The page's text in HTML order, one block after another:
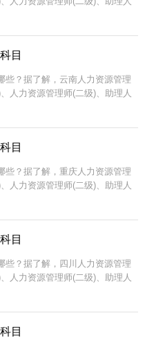
)。 不同等级的人力...
目
些？据了解，云南人力资源管理
人力资源管理师(二级)、助理人
)。 不同等级的人力...
目
些？据了解，重庆人力资源管理
人力资源管理师(二级)、助理人
)。 不同等级的人力...
目
些？据了解，四川人力资源管理
人力资源管理师(二级)、助理人
)。 不同等级的人力...
目